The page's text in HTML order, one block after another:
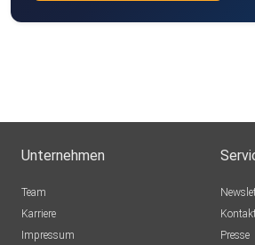
Unternehmen
Team
Karriere
Impressum
Presse